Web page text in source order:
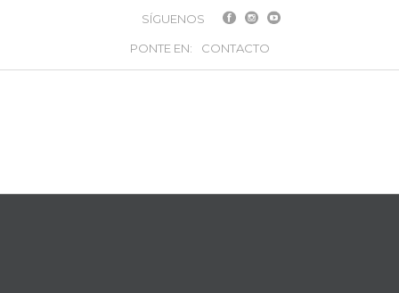
SÍGUENOS
PONTE EN: CONTACTO